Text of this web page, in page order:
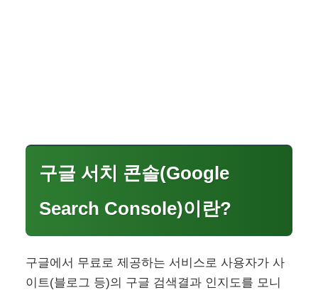
구글 서치 콘솔(Google
Search Console)이란?
구글에서 무료로 제공하는 서비스로 사용자가 사
이트(블로그 등)의 구글 검색결과 인지도를 모니